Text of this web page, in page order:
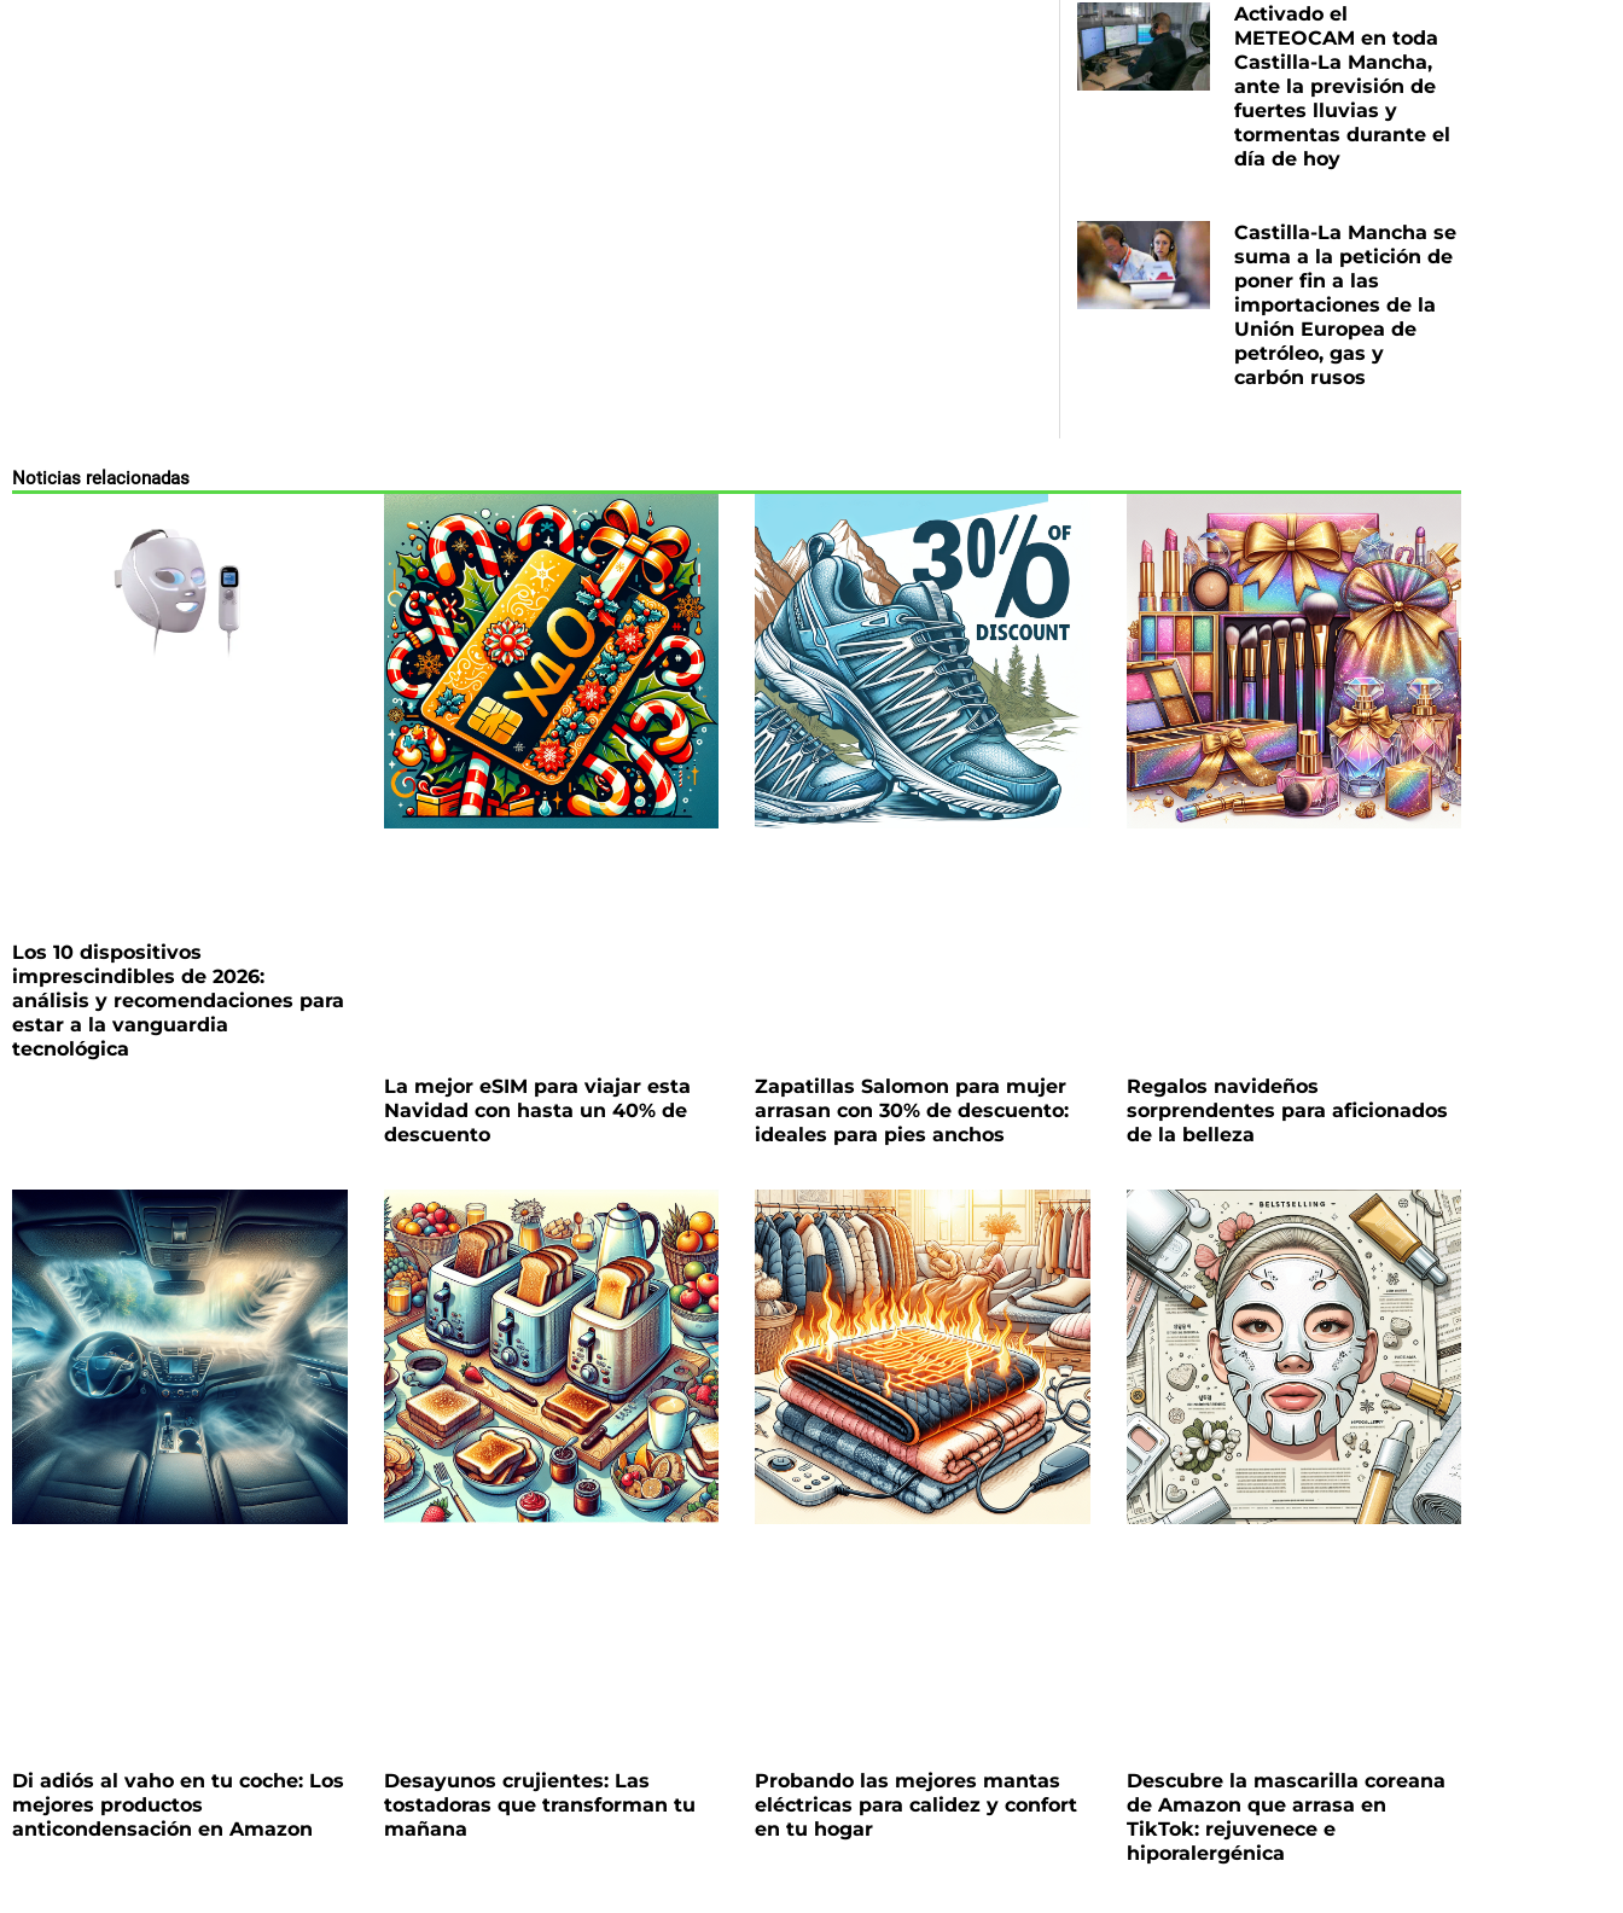
Activado el
METEOCAM en toda
Castilla-La Mancha,
ante la previsión de
fuertes lluvias y
tormentas durante el
día de hoy
Castilla-La Mancha se
suma a la petición de
poner fin a las
importaciones de la
Unión Europea de
petróleo, gas y
carbón rusos
Noticias relacionadas
Los 10 dispositivos
imprescindibles de 2026:
análisis y recomendaciones para
estar a la vanguardia
tecnológica
La mejor eSIM para viajar esta
Navidad con hasta un 40% de
descuento
Zapatillas Salomon para mujer
arrasan con 30% de descuento:
ideales para pies anchos
Regalos navideños
sorprendentes para aficionados
de la belleza
Di adiós al vaho en tu coche: Los
mejores productos
anticondensación en Amazon
Desayunos crujientes: Las
tostadoras que transforman tu
mañana
Probando las mejores mantas
eléctricas para calidez y confort
en tu hogar
Descubre la mascarilla coreana
de Amazon que arrasa en
TikTok: rejuvenece e
hiporalergénica